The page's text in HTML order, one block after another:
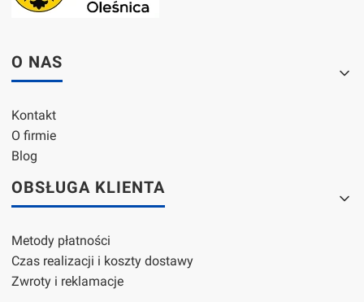
Linki w stopce
O NAS
Kontakt
O firmie
Blog
OBSŁUGA KLIENTA
Metody płatności
Czas realizacji i koszty dostawy
Zwroty i reklamacje